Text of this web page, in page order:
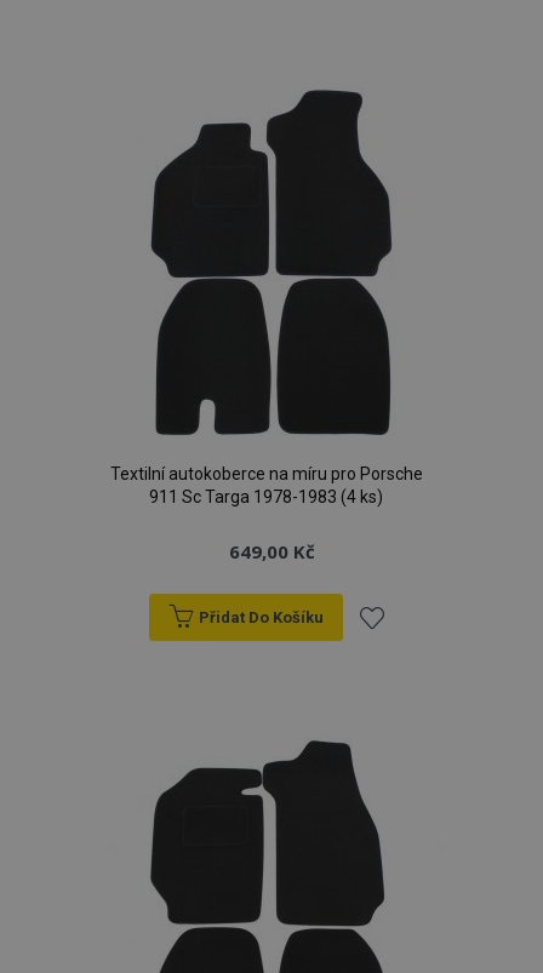
oblíbeným
Textilní autokoberce na míru pro Porsche
911 Sc Targa 1978-1983 (4 ks)
649,00 Kč
Přidat Do Košíku
oblíbeným